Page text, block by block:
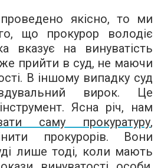
якісно, то ми
що прокурор володіє
вказує на винуватість
прийти в суд, не маючи
В іншому випадку суд
вирок. Це
Ясна річ, нам
саму прокуратуру,
прокурорів. Вони
лише тоді, коли мають